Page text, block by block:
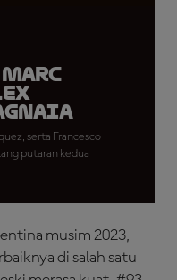
serta Francesco
putaran kedua
musim 2023,
di salah satu